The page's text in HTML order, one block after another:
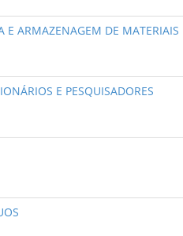
E ARMAZENAGEM DE MATERIAIS
E PESQUISADORES